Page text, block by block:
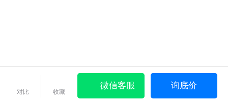
对比 收藏
微信客服 询底价